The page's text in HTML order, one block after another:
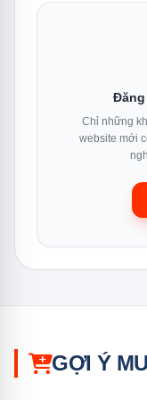
Rửa nửa tải
Tính năng rửa
rửa chén đĩa ở rổ
và điện năng.
lãng phí tài nguyên.
Đăng
Chỉ những
website mới
GỢI Ý